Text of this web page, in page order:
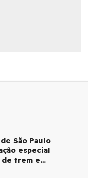
São Paulo
especial
de trem e